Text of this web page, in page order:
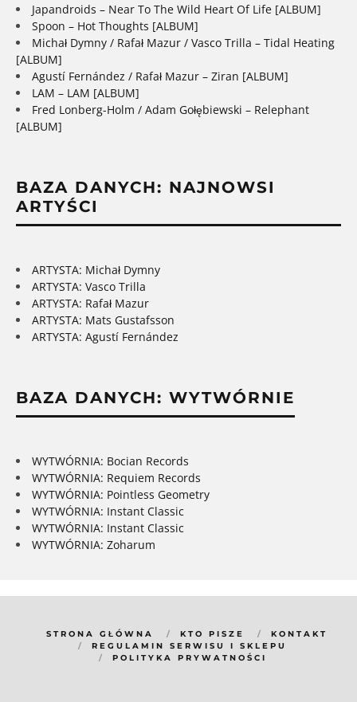
Japandroids – Near To The Wild Heart Of Life [ALBUM]
Spoon – Hot Thoughts [ALBUM]
Michał Dymny / Rafał Mazur / Vasco Trilla – Tidal Heating
[ALBUM]
Agustí Fernández / Rafał Mazur – Ziran [ALBUM]
LAM – LAM [ALBUM]
Fred Lonberg-Holm / Adam Gołębiewski – Relephant
[ALBUM]
BAZA DANYCH: NAJNOWSI
ARTYŚCI
ARTYSTA: Michał Dymny
ARTYSTA: Vasco Trilla
ARTYSTA: Rafał Mazur
ARTYSTA: Mats Gustafsson
ARTYSTA: Agustí Fernández
BAZA DANYCH: WYTWÓRNIE
WYTWÓRNIA: Bocian Records
WYTWÓRNIA: Requiem Records
WYTWÓRNIA: Pointless Geometry
WYTWÓRNIA: Instant Classic
WYTWÓRNIA: Instant Classic
WYTWÓRNIA: Zoharum
STRONA GŁÓWNA KTO PISZE
KONTAKT
REGULAMIN SERWISU I SKLEPU
POLITYKA PRYWATNOŚCI